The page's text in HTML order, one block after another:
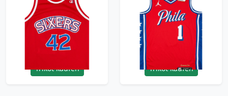
1995-97 Philadelphia
76ers Stackhouse #42
Champion Away
Jersey (Excellent) M
95.99£ · ca. €113
Trikot kaufen
2022-23 Philadelphia
76ers Harden #1
Jordan Swingman
Alternate Jersey (S)
95.99£ · ca. €113
Trikot kaufen